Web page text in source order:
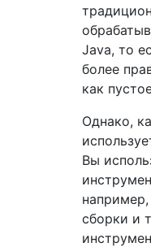
Java, то
более
как
Однако,
Вы
сборки и